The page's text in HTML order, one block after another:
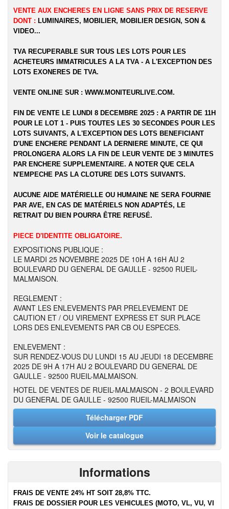
VENTE AUX ENCHERES EN LIGNE SANS PRIX DE RESERVE
DONT : LUMINAIRES, MOBILIER, MOBILIER DESIGN, SON &
VIDEO...
TVA RECUPERABLE SUR TOUS LES LOTS POUR LES
ACHETEURS IMMATRICULES A LA TVA - A L'EXCEPTION DES
LOTS EXONERES DE TVA.
VENTE ONLINE SUR : WWW.MONITEURLIVE.COM.
FIN DE VENTE LE LUNDI 8 DECEMBRE 2025 : A PARTIR DE 11H
POUR LE LOT 1 - PUIS TOUTES LES 30 SECONDES POUR LES
LOTS SUIVANTS, A L'EXCEPTION DES LOTS BENEFICIANT
D'UNE ENCHERE PENDANT LA DERNIERE MINUTE, CE QUI
PROLONGERA ALORS LA FIN DE LEUR VENTE DE 3 MINUTES
PAR ENCHERE SUPPLEMENTAIRE. A NOTER QUE CELA
N'EMPECHE PAS LA CLOTURE DES LOTS SUIVANTS.
AUCUNE AIDE MATÉRIELLE OU HUMAINE NE SERA FOURNIE
PAR AVE, EN CAS DE MATÉRIELS NON ADAPTÉS, LE
RETRAIT DU BIEN POURRA ÊTRE REFUSÉ.
PIECE D'IDENTITE OBLIGATOIRE.
EXPOSITIONS PUBLIQUE :
LE MARDI 25 NOVEMBRE 2025 DE 10H A 16H AU 2
BOULEVARD DU GENERAL DE GAULLE - 92500 RUEIL-
MALMAISON.
REGLEMENT :
AVANT LES ENLEVEMENTS PAR PRELEVEMENT DE
CAUTION ET / OU VIREMENT EXPRESS ET SUR PLACE
LORS DES ENLEVEMENTS PAR CB OU ESPECES.
ENLEVEMENT :
SUR RENDEZ-VOUS DU LUNDI 15 AU JEUDI 18 DECEMBRE
2025 DE 9H A 17H AU 2 BOULEVARD DU GENERAL DE
GAULLE - 92500 RUEIL-MALMAISON.
HOTEL DE VENTES DE RUEIL-MALMAISON - 2 BOULEVARD
DU GENERAL DE GAULLE - 92500 RUEIL-MALMAISON
Télécharger PDF
Voir le catalogue
Informations
FRAIS DE VENTE 24% HT SOIT 28,8% TTC.
FRAIS DE DOSSIER POUR LES VEHICULES (MOTO, VL, VU, VI